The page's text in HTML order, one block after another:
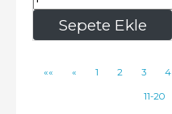
Sepete Ekle
841,50
«« « 1 2 3 4
11-20